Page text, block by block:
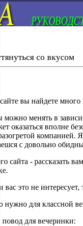
со вкусом
вы найдете
можно менять в
оказаться вполне
компанией.
с довольно
сайта - рассказать
вас это не
нужно для классной
для вечеринки: